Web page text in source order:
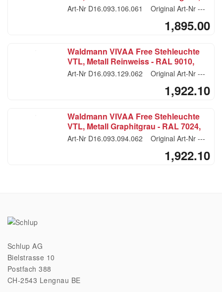
Farbe anthrazit
Art-Nr D16.093.106.061 Original Art-Nr ---
1,895.00
Waldmann VIVAA Free Stehleuchte
VTL, Metall Reinweiss - RAL 9010,
beige
Art-Nr D16.093.129.062 Original Art-Nr ---
1,922.10
Waldmann VIVAA Free Stehleuchte
VTL, Metall Graphitgrau - RAL 7024,
beige
Art-Nr D16.093.094.062 Original Art-Nr ---
1,922.10
Schlup AG
Bielstrasse 10
Postfach 388
CH-2543 Lengnau BE